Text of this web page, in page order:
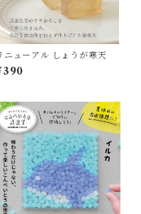
ニューアル しょうが寒天